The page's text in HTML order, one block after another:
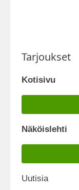
Tarjoukset
Kotisivu
Näköislehti
Uutisia